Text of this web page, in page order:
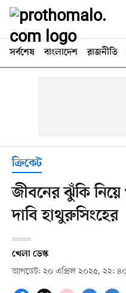
সর্বশেষ বাংলাদেশ রাজনীতি
ক্রিকেট
জীবনের ঝুঁকি
দাবি হাথুরুসিংহের
খেলা ডেস্ক
আপডেট: ২০ এপ্রিল ২০২৫, ২২: